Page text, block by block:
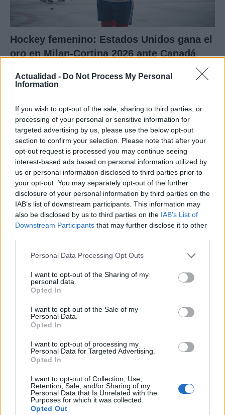
Actualidad - Do Not Process My Personal
Information
If you wish to opt-out of the sale, sharing to third parties, or
processing of your personal or sensitive information for
targeted advertising by us, please use the below opt-out
section to confirm your selection. Please note that after your
opt-out request is processed you may continue seeing
interest-based ads based on personal information utilized by
us or personal information disclosed to third parties prior to
your opt-out. You may separately opt-out of the further
disclosure of your personal information by third parties on the
IAB’s list of downstream participants. This information may
also be disclosed by us to third parties on the IAB’s List of
Downstream Participants that may further disclose it to other
Please note that this website/app uses one or more Google
not limited to your visit or usage behaviour. You may click to
grant or deny consent to Google and its third-party tags to
use your data for below specified purposes in below Google
consent section.
Personal Data Processing Opt Outs
I want to opt-out of the Sharing of my
personal data.
Opted In
I want to opt-out of the Sale of my
Personal Data.
Opted In
I want to opt-out of processing my
Personal Data for Targeted Advertising.
Opted In
I want to opt-out of Collection, Use,
Retention, Sale, and/or Sharing of my
Personal Data that Is Unrelated with the
Purposes for which it was collected.
Opted Out
Hockey femenino: Estados Unidos gana el
oro en Milan-Cortina 2026 ante Canadá
VAR en el fútbol: cuándo interviene, qué
revisa y qué no
El VAR ha revolucionado el fútbol. Descubre cómo…
DEPORTES
Programación deportiva gratuita: lo que